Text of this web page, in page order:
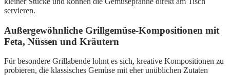
servieren.
Außergewöhnliche Grillgemüse-Kompositionen mit
Feta, Nüssen und Kräutern
Für besondere Grillabende lohnt es sich, kreative Kompositionen zu
probieren, die klassisches Gemüse mit eher unüblichen Zutaten